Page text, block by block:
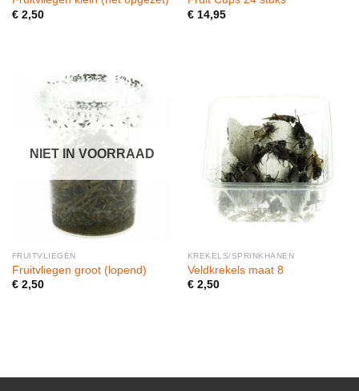
€2,50
€14,95
NIET IN VOORRAAD
FRUITVLIEGEN
Fruitvliegen groot (lopend)
€2,50
KREKELS/SPRINKHANEN
Veldkrekels maat 8
€2,50